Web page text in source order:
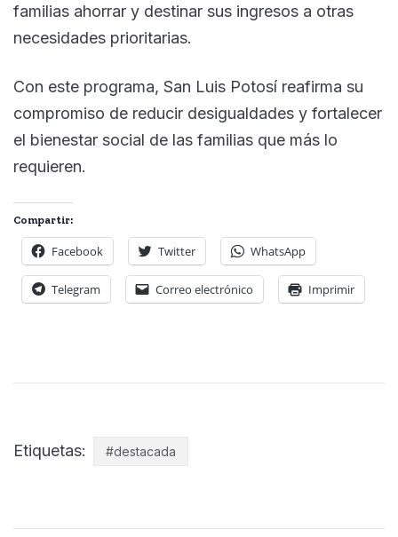
familias ahorrar y destinar sus ingresos a otras
necesidades prioritarias.
Con este programa, San Luis Potosí reafirma su
compromiso de reducir desigualdades y fortalecer
el bienestar social de las familias que más lo
requieren.
Compartir:
Facebook Twitter WhatsApp
Telegram Correo electrónico Imprimir
Etiquetas: #destacada